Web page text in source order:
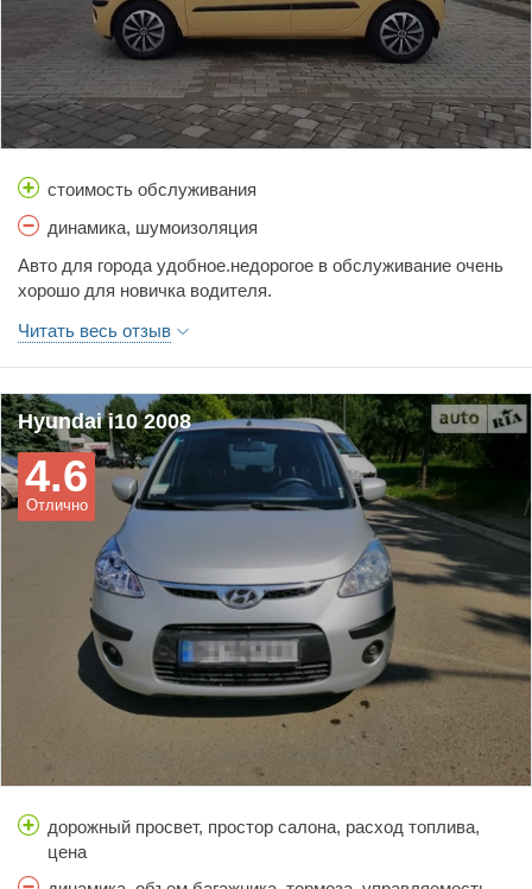
стоимость обслуживания
динамика, шумоизоляция
Авто для города удобное.недорогое в обслуживание очень
хорошо для новичка водителя.
Читать весь отзыв
Hyundai i10 2008
Отлично
4.6
дорожный просвет, простор салона, расход топлива,
цена